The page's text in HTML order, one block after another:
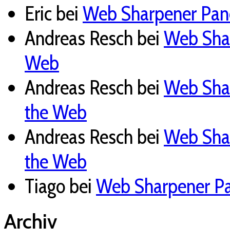
Eric bei Web Sharpener
Andreas Resch bei Web
Web
Andreas Resch bei Web
the Web
Andreas Resch bei Web
the Web
Tiago bei Web Sharpener
Archiv